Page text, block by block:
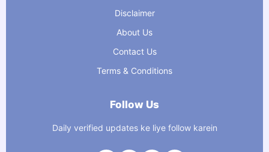
Disclaimer
About Us
Contact Us
Terms & Conditions
Follow Us
Daily verified updates ke liye follow karein